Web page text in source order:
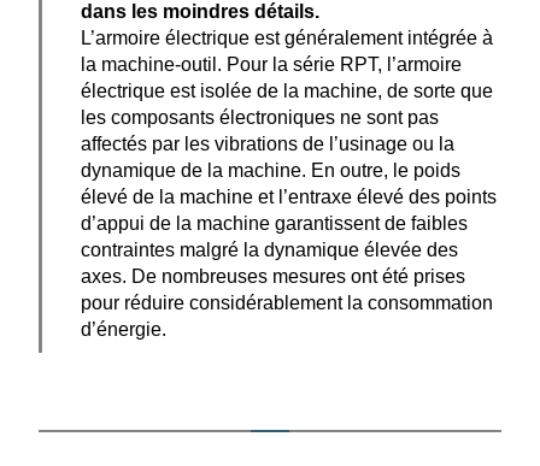
dans les moindres détails.
L’armoire électrique est généra­lement intégrée à
la machine-outil. Pour la série RPT, l’armoire
électrique est isolée de la machine, de sorte que
les compo­sants électro­niques ne sont pas
affectés par les vibra­tions de l’usinage ou la
dynamique de la machine. En outre, le poids
élevé de la machine et l’entraxe élevé des points
d’appui de la machine garan­tissent de faibles
contraintes malgré la dynamique élevée des
axes. De nombreuses mesures ont été prises
pour réduire consi­dé­ra­blement la consom­mation
d’énergie.